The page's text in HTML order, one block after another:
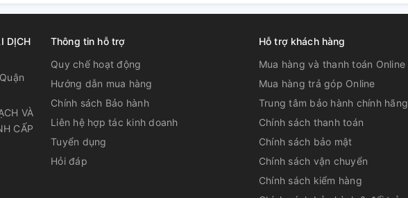
DỊCH
VÀ
CẤP
Thông tin hỗ trợ
Quy chế hoạt động
Hướng dẫn mua hàng
Chính sách Bảo hành
Liên hệ hợp tác kinh doanh
Tuyển dụng
Hỏi đáp
Hỗ trợ khách hàng
Mua hàng và thanh toán Online
Mua hàng trả góp Online
Trung tâm bảo hành chính hãng
Chính sách thanh toán
Chính sách bảo mật
Chính sách vận chuyển
Chính sách kiểm hàng